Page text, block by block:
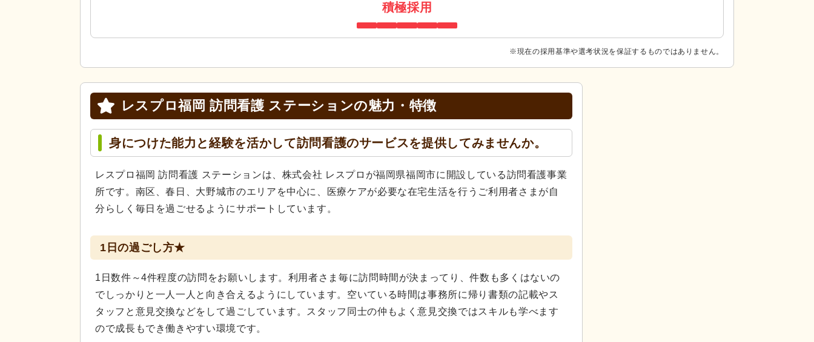
積極採用
※現在の採用基準や選考状況を保証するものではありません。
レスプロ福岡 訪問看護 ステーションの魅力・特徴
身につけた能力と経験を活かして訪問看護のサービスを提供してみませんか。
レスプロ福岡 訪問看護 ステーションは、株式会社 レスプロが福岡県福岡市に開設している訪問看護事業
所です。南区、春日、大野城市のエリアを中心に、医療ケアが必要な在宅生活を行うご利用者さまが自
分らしく毎日を過ごせるようにサポートしています。
1日の過ごし方★
1日数件～4件程度の訪問をお願いします。利用者さま毎に訪問時間が決まってり、件数も多くはないの
でしっかりと一人一人と向き合えるようにしています。空いている時間は事務所に帰り書類の記載やス
タッフと意見交換などをして過ごしています。スタッフ同士の仲もよく意見交換ではスキルも学べます
ので成長もでき働きやすい環境です。